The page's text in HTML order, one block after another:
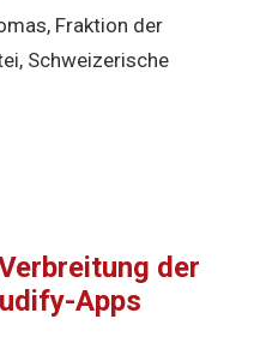
Fraktion der
Schweizerische
der
Apps